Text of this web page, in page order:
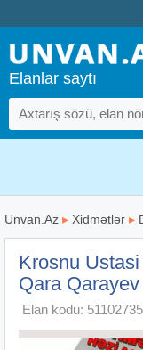
Elanlar saytı
Unvan.Az ▸ Xidmətlər ▸
Krosnu
Qara Qarayev
Elan kodu: 51102735